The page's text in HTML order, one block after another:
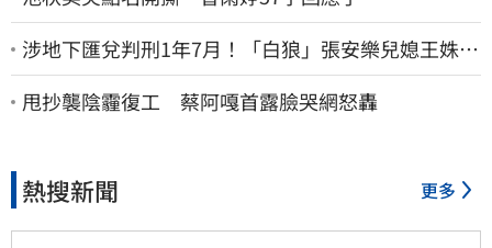
涉地下匯兌判刑1年7月！「白狼」張安樂兒媳王姝茵
北檢報到、今發監執行
甩抄襲陰霾復工 蔡阿嘎首露臉哭網怒轟
熱搜新聞 更多